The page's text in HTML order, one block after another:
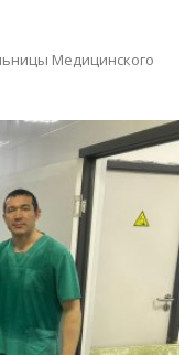
Медицинского